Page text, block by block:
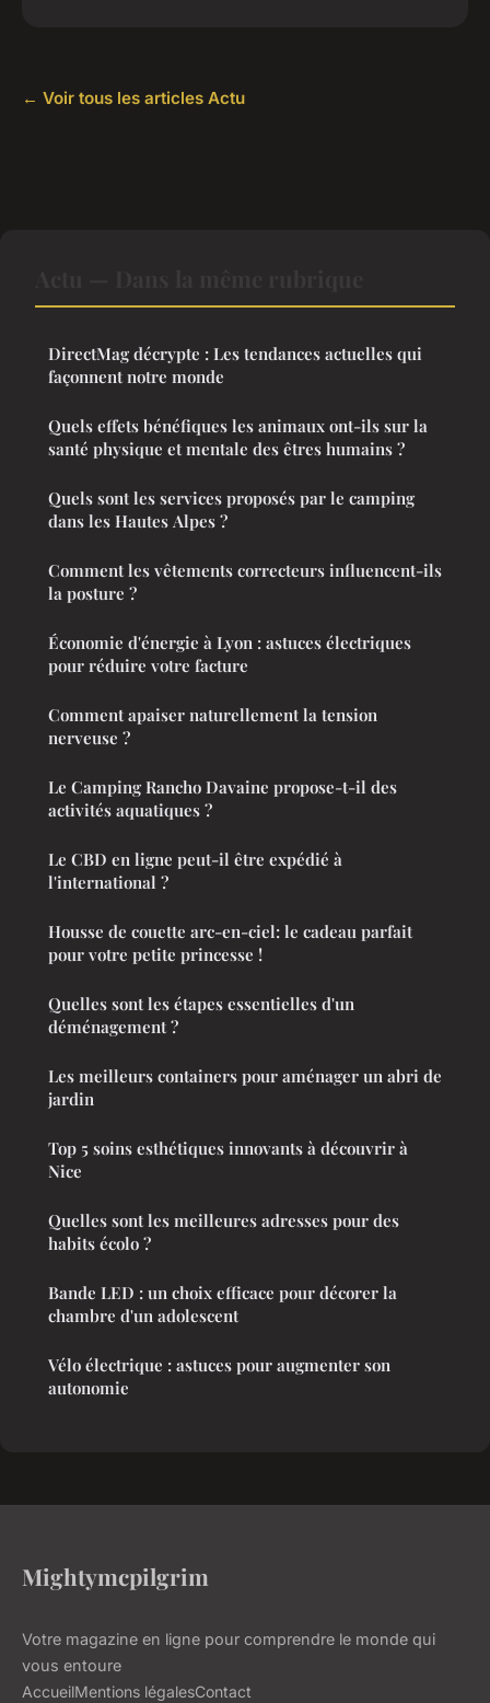
← Voir tous les articles Actu
DirectMag décrypte : Les tendances actuelles qui
façonnent notre monde
Quels effets bénéfiques les animaux ont-ils sur la
santé physique et mentale des êtres humains ?
Quels sont les services proposés par le camping
dans les Hautes Alpes ?
Comment les vêtements correcteurs influencent-ils
la posture ?
Économie d'énergie à Lyon : astuces électriques
pour réduire votre facture
Comment apaiser naturellement la tension
nerveuse ?
Le Camping Rancho Davaine propose-t-il des
activités aquatiques ?
Le CBD en ligne peut-il être expédié à
l'international ?
Housse de couette arc-en-ciel: le cadeau parfait
pour votre petite princesse !
Quelles sont les étapes essentielles d'un
déménagement ?
Les meilleurs containers pour aménager un abri de
jardin
Top 5 soins esthétiques innovants à découvrir à
Nice
Quelles sont les meilleures adresses pour des
habits écolo ?
Bande LED : un choix efficace pour décorer la
chambre d'un adolescent
Vélo électrique : astuces pour augmenter son
autonomie
Mightymcpilgrim
Votre magazine en ligne pour comprendre le monde qui
vous entoure
AccueilMentions légalesContact